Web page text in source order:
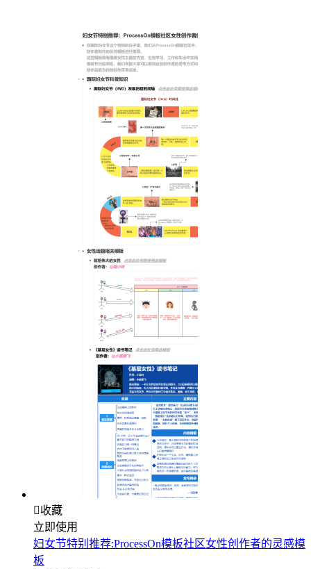
收藏
立即使用
妇女节特别推荐:ProcessOn模板社区女性创作者的灵感模
板